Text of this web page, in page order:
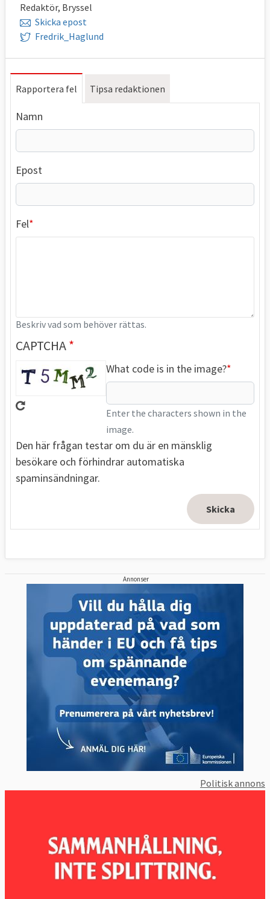
Redaktör, Bryssel
Skicka epost
Fredrik_Haglund
Rapportera fel Tipsa redaktionen
Namn
Epost
Fel
Beskriv vad som behöver rättas.
CAPTCHA
What code is in the image?
Enter the characters shown in the
image.
Den här frågan testar om du är en mänsklig
besökare och förhindrar automatiska
spaminsändningar.
Annonser
Politisk annons